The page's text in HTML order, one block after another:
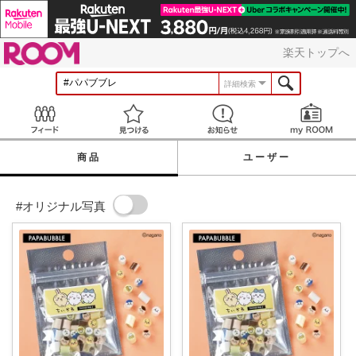
楽天トップへ
詳細検索
見つける お知らせ
商品 ユーザー
#オリジナル写真